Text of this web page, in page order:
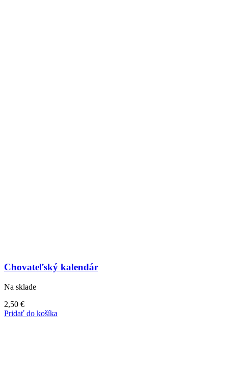
Chovateľský kalendár
Na sklade
2,50 €
Pridať do košíka